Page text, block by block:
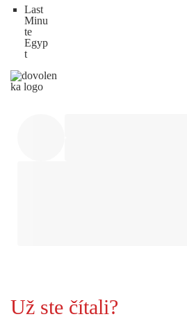
Last
Minu
te
Egyp
t
Už ste čítali?